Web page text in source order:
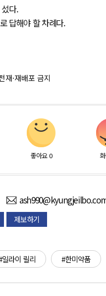
다.
답해야 할 차례다.
·재배포 금지
좋아요 0
제보하기
일라이 릴리 #한미약품